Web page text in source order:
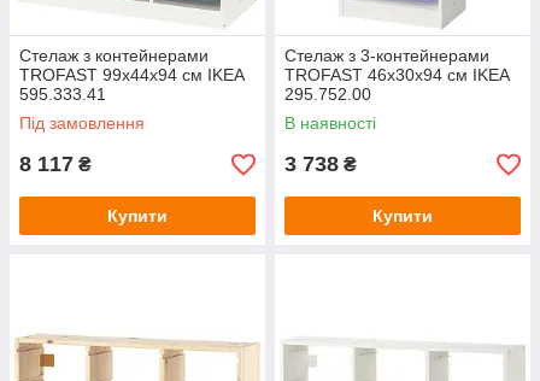
Стелаж з контейнерами
TROFAST 99x44x94 см IKEA
595.333.41
Під замовлення
8 117 ₴
Купити
Стелаж з 3-контейнерами
TROFAST 46x30x94 см IKEA
295.752.00
В наявності
3 738 ₴
Купити